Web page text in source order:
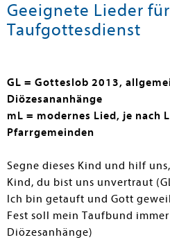
Geeignete Lieder
Taufgottesdienst
GL = Gotteslob 2013,
Diözesananhänge
mL = modernes Lied, je nach
Pfarrgemeinden
Segne dieses Kind und hilf
Kind, du bist uns unvertraut
Ich bin getauft und Gott
Fest soll mein Taufbund
Diözesanhänge)